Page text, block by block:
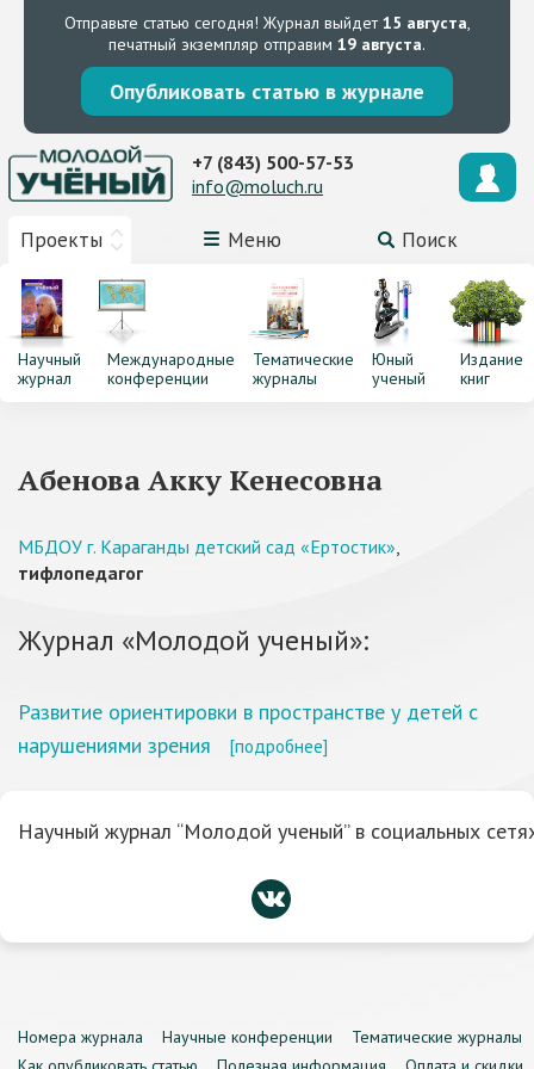
Отправьте статью сегодня! Журнал выйдет15 августа,
печатный экземпляр отправим 19 августа.
Опубликовать статью в журнале
Проекты Меню Поиск
+7 (843) 500-57-53
info@moluch.ru
Научный
журнал
Международные
конференции
Тематические
журналы
Юный
ученый
Издание
книг
Абенова Акку Кенесовна
МБДОУ г. Караганды детский сад «Ертостик»,
тифлопедагог
Журнал «Молодой ученый»:
Развитие ориентировки в пространстве у детей с
нарушениями зрения
[подробнее]
Научный журнал “Молодой ученый” в социальных
Номера журнала Научные конференции
Тематические журналы